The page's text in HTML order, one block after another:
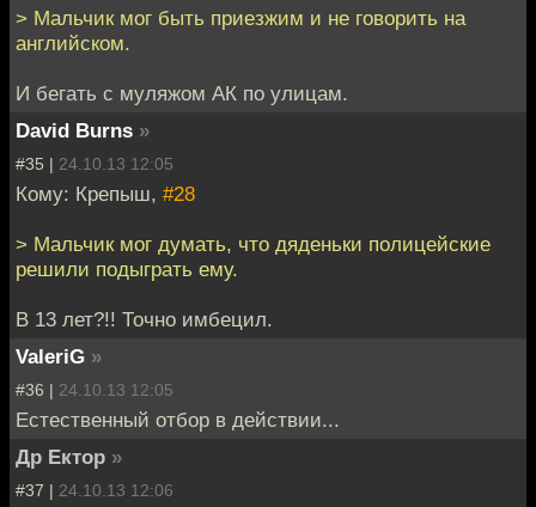
> Мальчик мог быть приезжим и не говорить на
английском.
И бегать с муляжом АК по улицам.
David Burns »
#35 | 24.10.13 12:05
Кому: Крепыш, #28
> Мальчик мог думать, что дяденьки полицейские
решили подыграть ему.
В 13 лет?!! Точно имбецил.
ValeriG »
#36 | 24.10.13 12:05
Естественный отбор в действии...
Др Ектор »
#37 | 24.10.13 12:06